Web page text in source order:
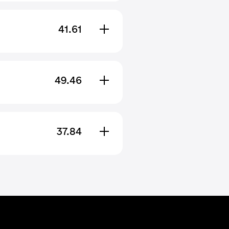
41.61
49.46
37.84